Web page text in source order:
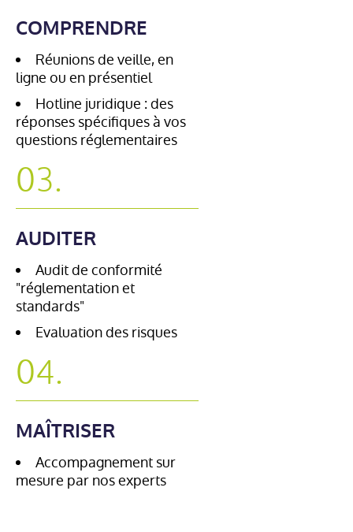
COMPRENDRE
Réunions de veille, en
ligne ou en présentiel
Hotline juridique : des
réponses spécifiques à vos
questions réglementaires
03.
AUDITER
Audit de conformité
"réglementation et
standards"
Evaluation des risques
04.
MAÎTRISER
Accompagnement sur
mesure par nos experts